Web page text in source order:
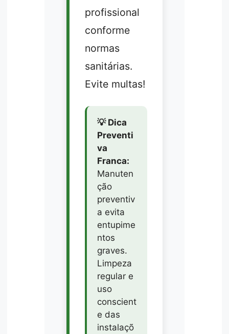
profissional
conforme
normas
sanitárias.
Evite multas!
💡 Dica
Preventi
va
Franca:
Manuten
ção
preventiv
a evita
entupime
ntos
graves.
Limpeza
regular e
uso
conscient
e das
instalaçõ